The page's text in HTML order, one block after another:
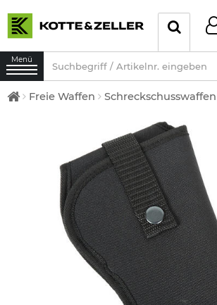
Menü
Freie Waffen Schreckschusswaffen